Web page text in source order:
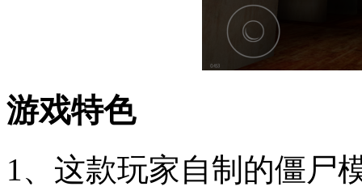
游戏特色
1、这款玩家自制的僵尸